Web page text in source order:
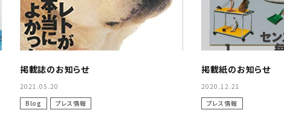
掲載誌のお知らせ
2021.05.20
Blog
プレス情報
掲載紙のお知らせ
2020.12.21
プレス情報